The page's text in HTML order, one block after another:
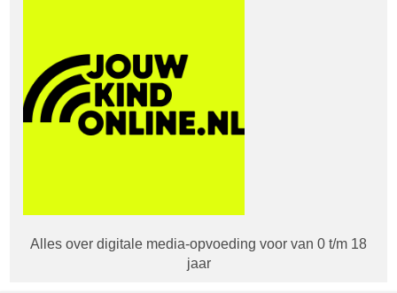
Alles over digitale media-opvoeding voor van 0 t/m 18
jaar